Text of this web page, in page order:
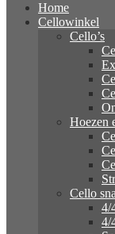
Home
Cellowinkel
Cello’s
Hoezen
Cello
4/
4/